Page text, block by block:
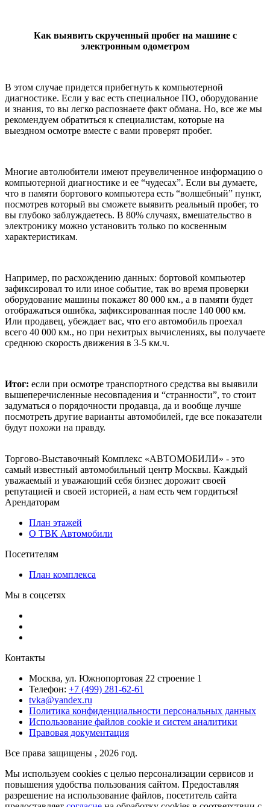
Как выявить скрученный пробег на машине с
электронным одометром
В этом случае придется прибегнуть к компьютерной
диагностике. Если у вас есть специальное ПО, оборудование
и знания, то вы легко распознаете факт обмана. Но, все же мы
рекомендуем обратиться к специалистам, которые на
выездном осмотре вместе с вами проверят пробег.
Многие автолюбители имеют преувеличенное информацию о
компьютерной диагностике и ее “чудесах”. Если вы думаете,
что в памяти бортового компьютера есть “волшебный” пункт,
посмотрев который вы сможете выявить реальный пробег, то
вы глубоко заблуждаетесь. В 80% случаях, вмешательство в
электронику можно установить только по косвенным
характеристикам.
Например, по расхождению данных: бортовой компьютер
зафиксировал то или иное событие, так во время проверки
оборудование машины покажет 80 000 км., а в памяти будет
отображаться ошибка, зафиксированная после 140 000 км.
Или продавец, убеждает вас, что его автомобиль проехал
всего 40 000 км., но при нехитрых вычислениях, вы получаете
среднюю скорость движения в 3-5 км.ч.
Итог: если при осмотре транспортного средства вы выявили
вышеперечисленные несовпадения и “странности”, то стоит
задуматься о порядочности продавца, да и вообще лучше
посмотреть другие варианты автомобилей, где все показатели
будут похожи на правду.
Торгово-Выставочный Комплекс «АВТОМОБИЛИ» - это
самый известный автомобильный центр Москвы. Каждый
уважаемый и уважающий себя бизнес дорожит своей
репутацией и своей историей, а нам есть чем гордиться!
Арендаторам
План этажей
О ТВК Автомобили
Посетителям
План комплекса
Мы в соцсетях
Контакты
Москва, ул. Южнопортовая 22 строение 1
Телефон: +7 (499) 281-62-61
tvka@yandex.ru
Политика конфиденциальности персональных данных
Использование файлов cookie и систем аналитики
Правовая документация
Все права защищены , 2026 год.
Мы используем cookies с целью персонализации сервисов и
повышения удобства пользования сайтом. Предоставляя
разрешение на использование файлов, посетитель сайта